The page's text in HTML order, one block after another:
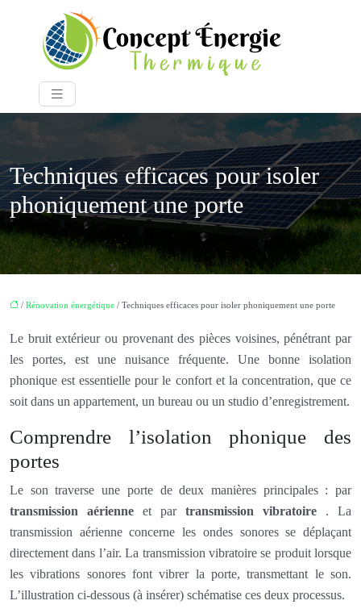
Techniques efficaces pour isoler
phoniquement une porte
/ Rénovation énergétique / Techniques efficaces pour isoler phoniquement une porte
Le bruit extérieur ou provenant des pièces voisines, pénétrant par
les portes, est une nuisance fréquente. Une bonne isolation
phonique est essentielle pour le confort et la concentration, que ce
soit dans un appartement, un bureau ou un studio d’enregistrement.
Comprendre l’isolation phonique des
portes
Le son traverse une porte de deux manières principales : par
transmission aérienne et par transmission vibratoire . La
transmission aérienne concerne les ondes sonores se déplaçant
directement dans l’air. La transmission vibratoire se produit lorsque
les vibrations sonores font vibrer la porte, transmettant le son.
L’illustration ci-dessous (à insérer) schématise ces deux processus.